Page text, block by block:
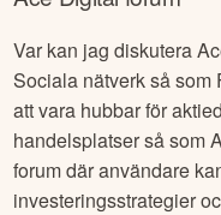
Var kan jag diskutera
Sociala nätverk så som
att vara hubbar för
handelsplatser så som
forum där användare
investeringsstrategier